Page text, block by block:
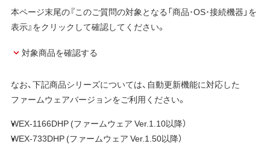
本ページ末尾の『このご質問の対象となる「商品･OS･接続機器」を
表示』をクリックして確認してください。
対象商品を確認する
なお、下記商品シリーズについては、自動更新機能に対応した
ファームウェアバージョンをご利用ください。
WEX-1166DHP (ファームウェア Ver.1.10以降）
WEX-733DHP (ファームウェア Ver.1.50以降）